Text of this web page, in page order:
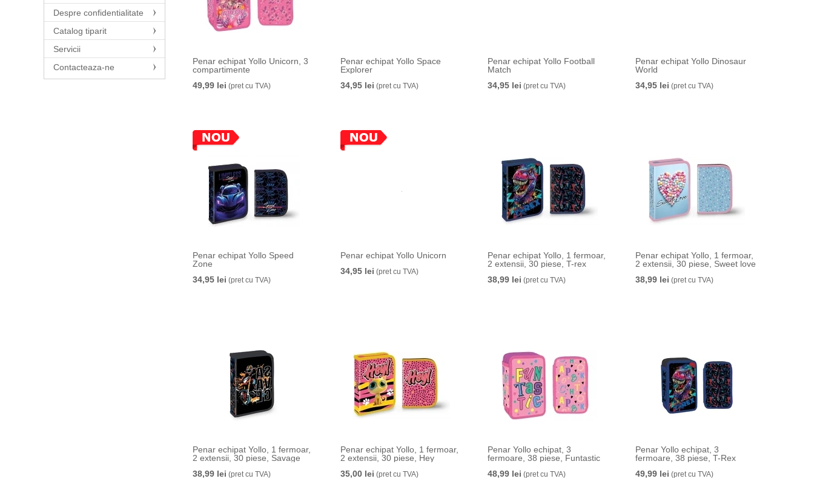
Despre confidentialitate
Catalog tiparit
Servicii
Contacteaza-ne
Penar echipat Yollo Unicorn, 3
compartimente
49,99 lei (pret cu TVA)
Penar echipat Yollo Space
Explorer
34,95 lei (pret cu TVA)
Penar echipat Yollo Football
Match
34,95 lei (pret cu TVA)
Penar echipat Yollo Dinosaur
World
34,95 lei (pret cu TVA)
Penar echipat Yollo Speed
Zone
34,95 lei (pret cu TVA)
Penar echipat Yollo Unicorn
34,95 lei (pret cu TVA)
Penar echipat Yollo, 1 fermoar,
2 extensii, 30 piese, T-rex
38,99 lei (pret cu TVA)
Penar echipat Yollo, 1 fermoar,
2 extensii, 30 piese, Sweet love
38,99 lei (pret cu TVA)
Penar echipat Yollo, 1 fermoar,
2 extensii, 30 piese, Savage
38,99 lei (pret cu TVA)
Penar echipat Yollo, 1 fermoar,
2 extensii, 30 piese, Hey
35,00 lei (pret cu TVA)
Penar Yollo echipat, 3
fermoare, 38 piese, Funtastic
48,99 lei (pret cu TVA)
Penar Yollo echipat, 3
fermoare, 38 piese, T-Rex
49,99 lei (pret cu TVA)